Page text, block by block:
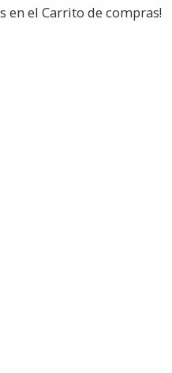
en el Carrito de compras!